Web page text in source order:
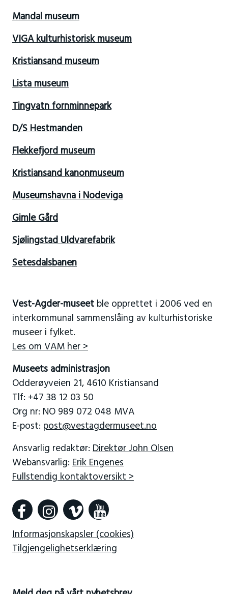
Mandal museum
VIGA kulturhistorisk museum
Kristiansand museum
Lista museum
Tingvatn fornminnepark
D/S Hestmanden
Flekkefjord museum
Kristiansand kanonmuseum
Museumshavna i Nodeviga
Gimle Gård
Sjølingstad Uldvarefabrik
Setesdalsbanen
Vest-Agder-museetble opprettet i 2006 ved en
interkommunal sammenslåing av kulturhistoriske
museer i fylket.
Les om VAM her >
Museets administrasjon
Odderøyveien 21, 4610 Kristiansand
Tlf: +47 38 12 03 50
Org nr: NO 989 072 048 MVA
E-post: post@vestagdermuseet.no
Ansvarlig redaktør: Direktør John Olsen
Webansvarlig: Erik Engenes
Fullstendig kontaktoversikt >
Informasjonskapsler (cookies)
Tilgjengelighetserklæring